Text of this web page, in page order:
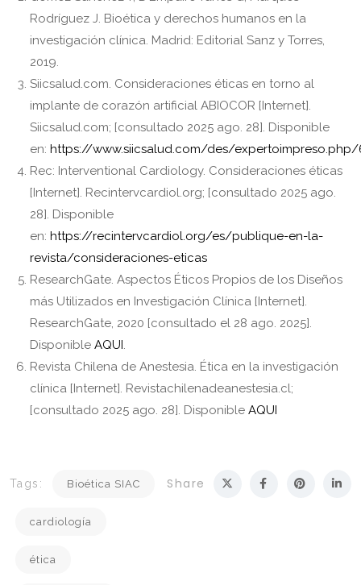
Rodríguez J. Bioética y derechos humanos en la
investigación clínica. Madrid: Editorial Sanz y Torres,
2019.
Siicsalud.com. Consideraciones éticas en torno al
implante de corazón artificial ABIOCOR [Internet].
Siicsalud.com; [consultado 2025 ago. 28]. Disponible
en: https://www.siicsalud.com/des/
Rec: Interventional Cardiology. Consideraciones éticas
[Internet]. Recintervcardiol.org; [consultado 2025 ago.
28]. Disponible
en: https://recintervcardiol.org/es/publique-en-la-
revista/consideraciones-eticas
ResearchGate. Aspectos Éticos Propios de los Diseños
más Utilizados en Investigación Clínica [Internet].
ResearchGate, 2020 [consultado el 28 ago. 2025].
Disponible AQUI .
Revista Chilena de Anestesia. Ética en la investigación
clínica [Internet]. Revistachilenadeanestesia.cl;
[consultado 2025 ago. 28]. Disponible AQUI
Tags: Bioética SIAC
cardiología
ética
Share